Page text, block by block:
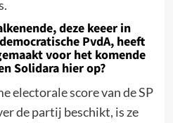
deze keeer in
PvdA, heeft
voor het komende
Solidara hier op?
electorale score van de SP
de partij beschikt, is ze